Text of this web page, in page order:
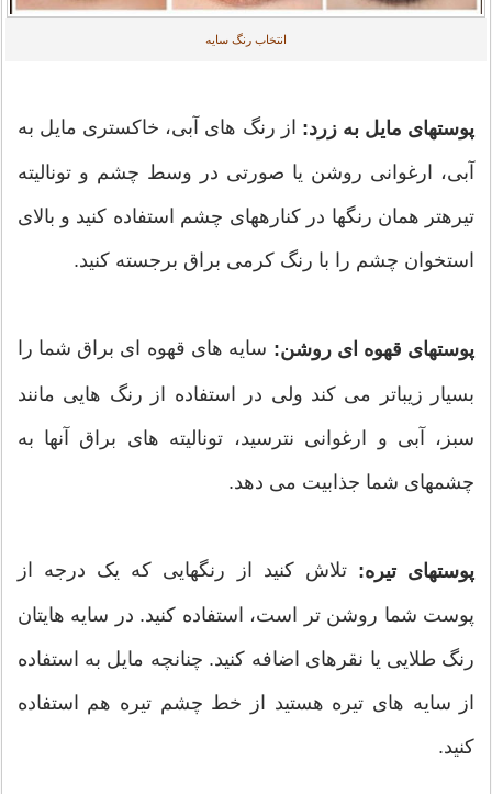
انتخاب رنگ سایه
پوستهای مایل به زرد: از رنگ های آبی، خاکستری مایل به
آبی، ارغوانی روشن یا صورتی در وسط چشم و تونالیته
تیرهتر همان رنگها در کنارههای چشم استفاده کنید و بالای
استخوان چشم را با رنگ کرمی براق برجسته کنید.
پوستهای قهوه ای روشن: سایه های قهوه ای براق شما را
بسیار زیباتر می کند ولی در استفاده از رنگ هایی مانند
سبز، آبی و ارغوانی نترسید، تونالیته های براق آنها به
چشمهای شما جذابیت می دهد.
پوستهای تیره: تلاش کنید از رنگهایی که یک درجه از
پوست شما روشن تر است، استفاده کنید. در سایه هایتان
رنگ طلایی یا نقرهای اضافه کنید. چنانچه مایل به استفاده
از سایه های تیره هستید از خط چشم تیره هم استفاده
کنید.